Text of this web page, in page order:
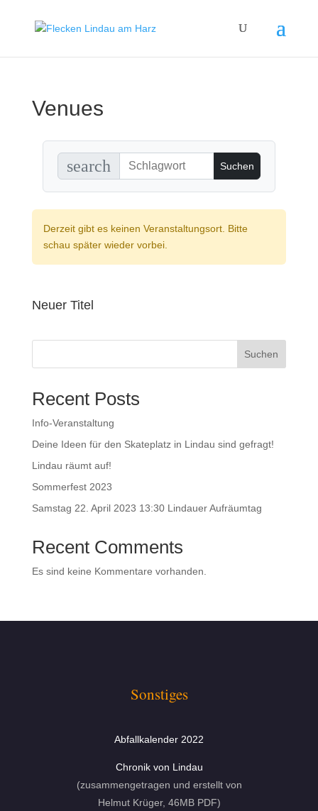
Venues
search
Derzeit gibt es keinen Veranstaltungsort. Bitte
schau später wieder vorbei.
Neuer Titel
Suchen
Recent Posts
Info-Veranstaltung
Deine Ideen für den Skateplatz in Lindau sind gefragt!
Lindau räumt auf!
Sommerfest 2023
Samstag 22. April 2023 13:30 Lindauer Aufräumtag
Recent Comments
Es sind keine Kommentare vorhanden.
Sonstiges
Abfallkalender 2022
Chronik von Lindau
(zusammengetragen und erstellt von
Helmut Krüger, 46MB PDF)